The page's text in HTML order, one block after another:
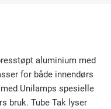
aluminium med
for både innendørs
Unilamps spesielle
bruk. Tube Tak lyser